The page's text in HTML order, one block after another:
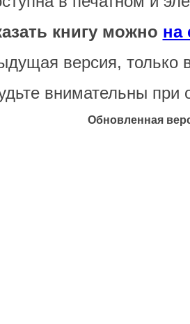
книгу можно на
версия, только
внимательны при
Обновленная